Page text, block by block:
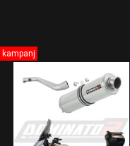
kampanj